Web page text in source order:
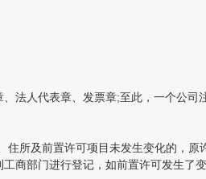
人代表章、发票章;至此，一个公司注
及前置许可项目未发生变化的，原
商部门进行登记，如前置许可发生了